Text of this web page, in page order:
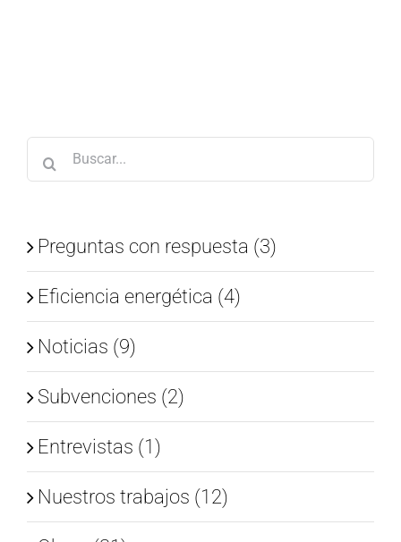
Buscar:
Preguntas con respuesta (3)
Eficiencia energética (4)
Noticias (9)
Subvenciones (2)
Entrevistas (1)
Nuestros trabajos (12)